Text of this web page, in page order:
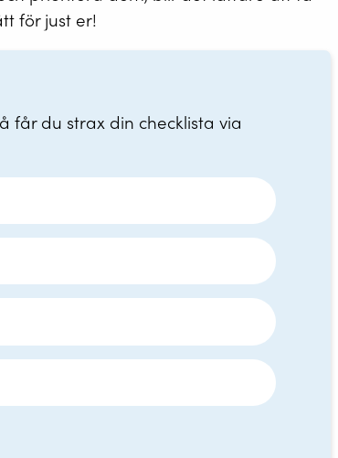
för just er!
får du strax din checklista via